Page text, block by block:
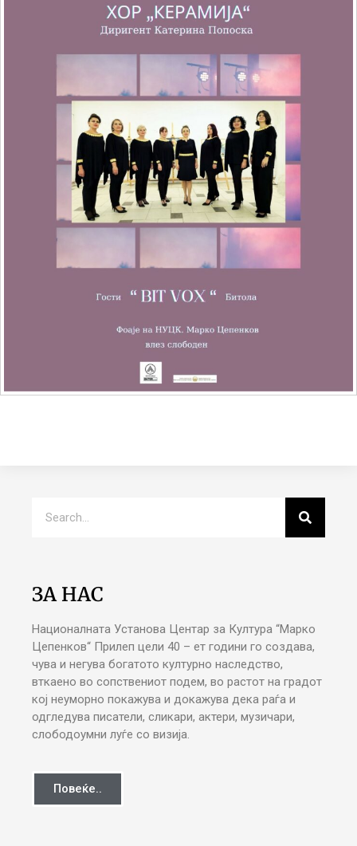
ЗА НАС
Националната Установа Центар за Култура “Марко
Цепенков“ Прилеп цели 40 – ет години го создава,
чува и негува богатото културно наследство,
вткаено во сопствениот подем, во растот на градот
кој неуморно покажува и докажува дека раѓа и
одгледува писатели, сликари, актери, музичари,
слободоумни луѓе со визија.
Повеќе..